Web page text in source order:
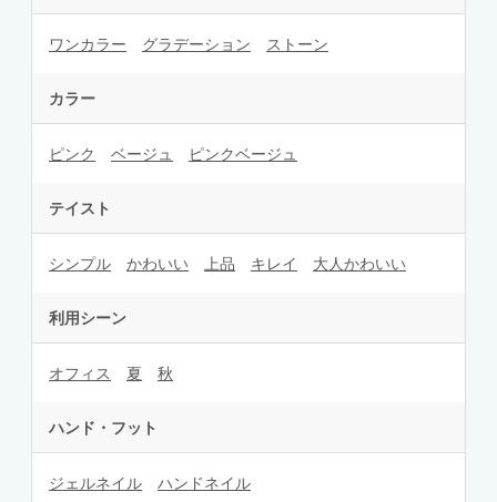
ワンカラー グラデーション ストーン
カラー
ピンク ベージュ ピンクベージュ
テイスト
シンプル かわいい 上品 キレイ 大人かわいい
利用シーン
オフィス 夏 秋
ハンド・フット
ジェルネイル ハンドネイル